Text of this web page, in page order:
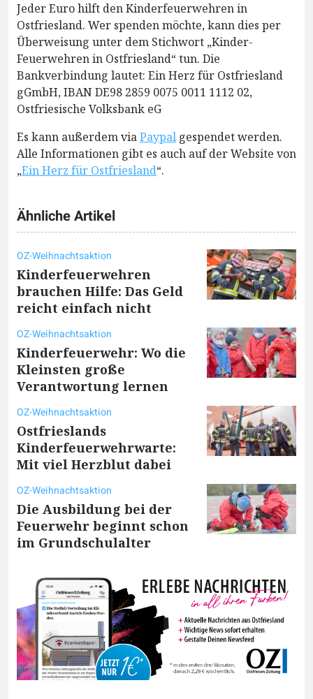
Jeder Euro hilft den Kinderfeuerwehren in
Ostfriesland. Wer spenden möchte, kann dies per
Überweisung unter dem Stichwort „Kinder-
Feuerwehren in Ostfriesland“ tun. Die
Bankverbindung lautet: Ein Herz für Ostfriesland
gGmbH, IBAN DE98 2859 0075 0011 1112 02,
Ostfriesische Volksbank eG
Es kann außerdem viaPaypal gespendet werden.
Alle Informationen gibt es auch auf der Website von
„Ein Herz für Ostfriesland“.
Ähnliche Artikel
OZ-Weihnachtsaktion
Kinderfeuerwehren
brauchen Hilfe: Das Geld
reicht einfach nicht
OZ-Weihnachtsaktion
Kinderfeuerwehr: Wo die
Kleinsten große
Verantwortung lernen
OZ-Weihnachtsaktion
Ostfrieslands
Kinderfeuerwehrwarte:
Mit viel Herzblut dabei
OZ-Weihnachtsaktion
Die Ausbildung bei der
Feuerwehr beginnt schon
im Grundschulalter